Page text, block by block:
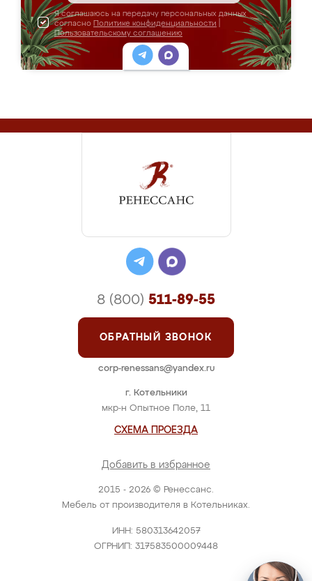
Я соглашаюсь на передачу персональных данных
согласно Политике конфиденциальности
Пользовательскому соглашению
2015 - 2026 © Ренессанс.
Мебель от производителя в Котельниках.
ИНН: 580313642057
ОГРНИП: 317583500009448
г. Котельники
мкр-н Опытное Поле, 11
СХЕМА ПРОЕЗДА
Добавить в избранное
8 (800) 511-89-55
ОБРАТНЫЙ ЗВОНОК
corp-renessans@yandex.ru